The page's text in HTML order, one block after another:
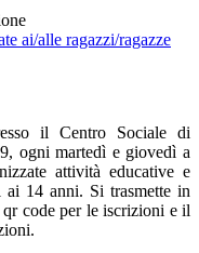
ai/alle ragazzi/ragazze
il Centro Sociale di
ogni martedì e giovedì a
attività educative e
ai 14 anni. Si trasmette in
code per le iscrizioni e il